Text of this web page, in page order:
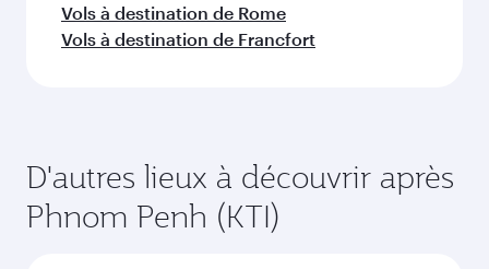
Vols à destination de Rome
Vols à destination de Francfort
D'autres lieux à découvrir après
Phnom Penh (KTI)